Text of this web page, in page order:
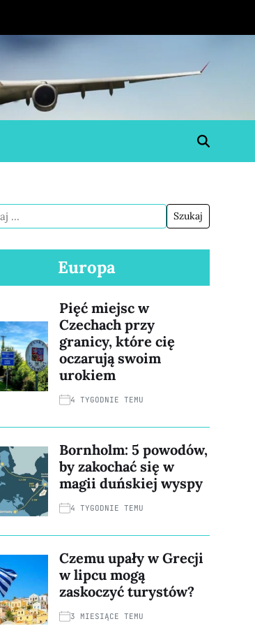
Europa
Pięć miejsc w
Czechach przy
granicy, które cię
oczarują swoim
urokiem
4 TYGODNIE TEMU
Bornholm: 5 powodów,
by zakochać się w
magii duńskiej wyspy
4 TYGODNIE TEMU
Czemu upały w Grecji
w lipcu mogą
zaskoczyć turystów?
3 MIESIĄCE TEMU